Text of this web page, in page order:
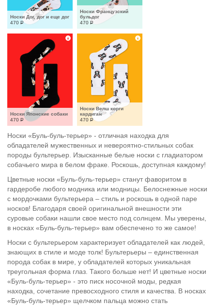
Носки Дог, дог и еще дог
470 Р
Носки Французский
бульдог
470 Р
Носки Японские собаки
470 Р
Носки Велш корги
кардиган
470 Р
Носки «Буль-буль-терьер» - отличная находка для
обладателей мужественных и невероятно-стильных собак
породы бультерьер. Изысканные белые носки с гладиатором
собачьего мира в белом фраке. Роскошь, доступная каждому!
Цветные носки «Буль-буль-терьер» станут фаворитом в
гардеробе любого модника или модницы. Белоснежные носки
с мордочками бультерьера – стиль и роскошь в одной паре
носков! Благодаря своей оригинальной внешности эти
суровые собаки нашли свое место под солнцем. Мы уверены,
в носках «Буль-буль-терьер» вам обеспечено то же самое!
Носки с бультерьером характеризует обладателей как людей,
знающих в стиле и моде толк! Бультерьеры – единственная
порода собак в мире, у обладателей которых уникальная
треугольная форма глаз. Такого больше нет! И цветные носки
«Буль-буль-терьер» - это писк носочной моды, редкая
находка, сочетание превосходного стиля и качества. В носках
«Буль-буль-терьер» щелчком пальца можно стать